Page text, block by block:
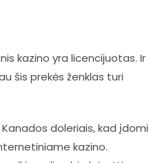
kazino yra licencijuotas. Ir
šis prekės ženklas turi
doleriais, kad
kazino.